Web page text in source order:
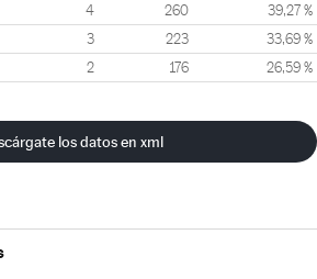
4 260 39,27 %
3 223 33,69 %
2 176 26,59 %
los datos en xml